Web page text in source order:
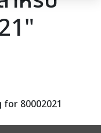
80002021